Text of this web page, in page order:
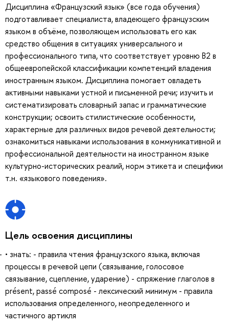
Дисциплина «Французский язык» (все года обучения)
подготавливает специалиста, владеющего французским
языком в объёме, позволяющем использовать его как
средство общения в ситуациях универсального и
профессионального типа, что соответствует уровню В2 в
общеевропейской классификации компетенций владения
иностранным языком. Дисциплина помогает овладеть
активными навыками устной и письменной речи; изучить и
систематизировать словарный запас и грамматические
конструкции; освоить стилистические особенности,
характерные для различных видов речевой деятельности;
ознакомиться навыками использования в коммуникативной и
профессиональной деятельности на иностранном языке
культурно-исторических реалий, норм этикета и специфики
т.н. «языкового поведения».
Цель освоения дисциплины
• знать: - правила чтения французского языка, включая
процессы в речевой цепи (связывание, голосовое
связывание, сцепление, ударение) - спряжение глаголов в
présent, passé composé - лексический минимум - правила
использования определенного, неопределенного и
частичного артикля